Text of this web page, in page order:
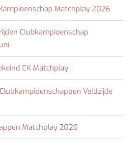
Matchplay 2026
Clubkampioenschap
CK Matchplay
Veldzijde
Matchplay 2026